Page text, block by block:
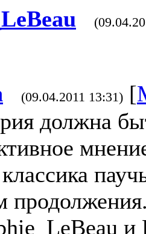
(09.04.2011 13:31) [
должна
и